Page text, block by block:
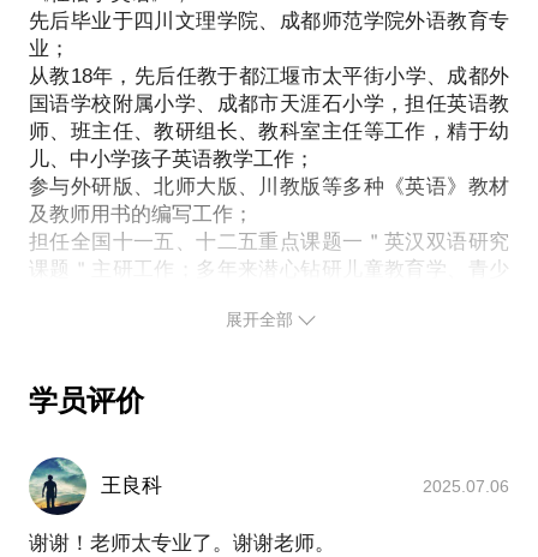
提前发给我，方便我做更精确的准备，提升见面效
第七届全国小学英语赛课一等奖
。
我愿意与你分享的内容包括：
各学段英语学习轻松入门；
让学习英语变得更有趣；
英语学习中听说读写能力的渐进培养。
PS.在选择与我见面前，请把你的问题更具体化。毕
竟一小时的谈话只能解决一个小问题。请把你的问题
提前发给我，方便我做更精确的准备，提升见面效
先后毕业于四川文理学院、成都师范学院外语教育专
业；
从教18年，先后任教于都江堰市太平街小学、成都外
国语学校附属小学、成都市天涯石小学，担任英语教
师、班主任、教研组长、教科室主任等工作，精于幼
儿、中小学孩子英语教学工作；
参与外研版、北师大版、川教版等多种《英语》教材
及教师用书的编写工作；
担任全国十一五、十二五重点课题一＂英汉双语研究
课题＂主研工作；多年来潜心钻研儿童教育学、青少
朋友，善于㓊察孩子内心世界，培养孩子适挫、勇
立成都真慧学教育，致力于中小学学科培训个性化服
热爱生活，爱好广泛，喜欢文学诗歌、音乐爵士鼓、
足球运动等，以阳光、健康、热情、向上的精神状态
展开全部
学员评价
王良科 2025.07.06
谢谢！老师太专业了。谢谢老师。